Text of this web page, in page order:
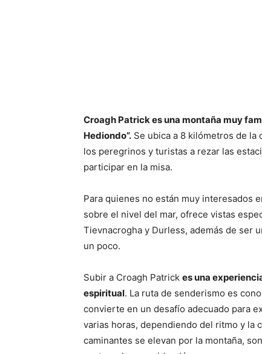
Croagh Patrick es una montaña muy
Hediondo”. Se ubica a 8 kilómetros de la
los peregrinos y turistas a rezar las
participar en la misa.
Para quienes no están muy interesados
sobre el nivel del mar, ofrece vistas
Tievnacrogha y Durless, además de ser
un poco.
Subir a Croagh Patrick es una
espiritual. La ruta de senderismo es
convierte en un desafío adecuado para
varias horas, dependiendo del ritmo y la
caminantes se elevan por la montaña,